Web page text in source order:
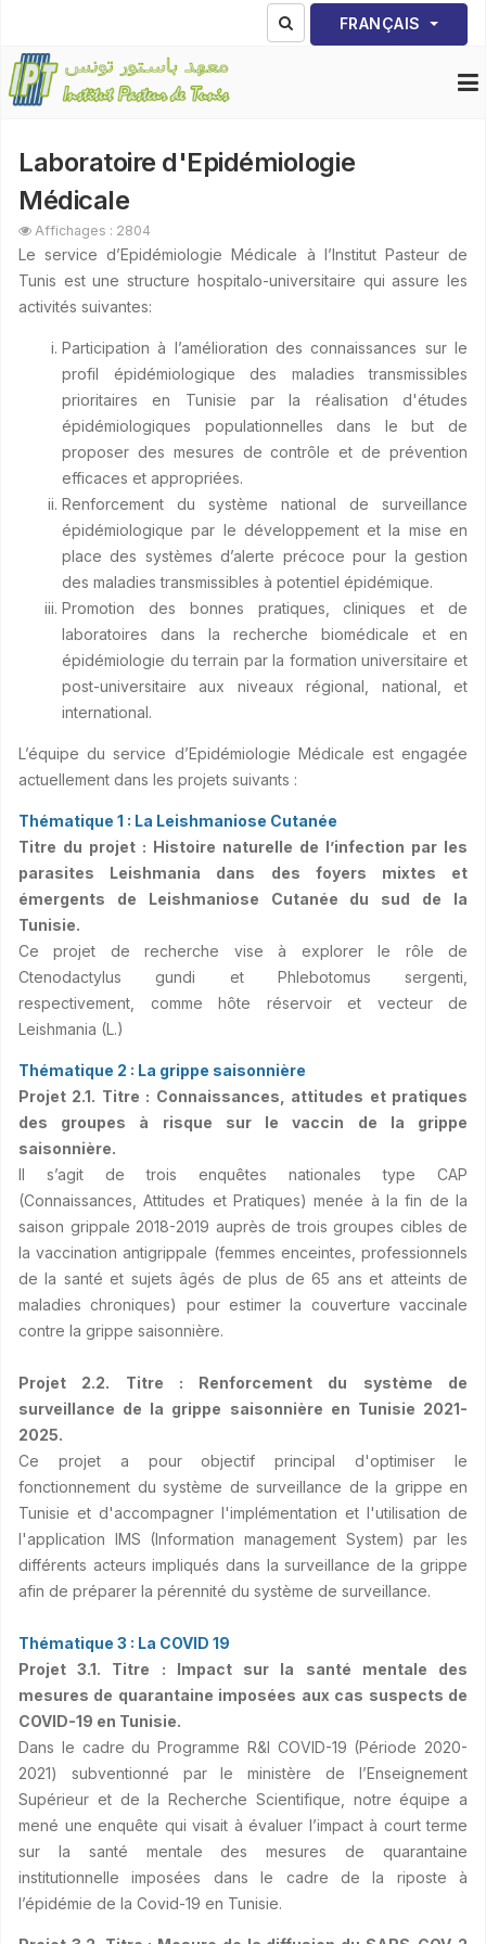
Sélectionnez votre
FRANÇAIS
Laboratoire d'Epidémiologie
Médicale
Affichages : 2804
Le service d’Epidémiologie Médicale à l’Institut Pasteur de
Tunis est une structure hospitalo-universitaire qui assure les
activités suivantes:
Participation à l’amélioration des connaissances sur le
profil épidémiologique des maladies transmissibles
prioritaires en Tunisie par la réalisation d'études
épidémiologiques populationnelles dans le but de
proposer des mesures de contrôle et de prévention
efficaces et appropriées.
Renforcement du système national de surveillance
épidémiologique par le développement et la mise en
place des systèmes d’alerte précoce pour la gestion
des maladies transmissibles à potentiel épidémique.
Promotion des bonnes pratiques, cliniques et de
laboratoires dans la recherche biomédicale et en
épidémiologie du terrain par la formation universitaire et
post-universitaire aux niveaux régional, national, et
international.
L’équipe du service d’Epidémiologie Médicale est engagée
actuellement dans les projets suivants :
Thématique 1 : La Leishmaniose Cutanée
Titre du projet : Histoire naturelle de l’infection par les
parasites Leishmania dans des foyers mixtes et
émergents de Leishmaniose Cutanée du sud de la
Tunisie.
Ce projet de recherche vise à explorer le rôle de
Ctenodactylus gundi et Phlebotomus sergenti,
respectivement, comme hôte réservoir et vecteur de
Leishmania (L.)
Thématique 2 : La grippe saisonnière
Projet 2.1. Titre : Connaissances, attitudes et pratiques
des groupes à risque sur le vaccin de la grippe
saisonnière.
Il s’agit de trois enquêtes nationales type CAP
(Connaissances, Attitudes et Pratiques) menée à la fin de la
saison grippale 2018-2019 auprès de trois groupes cibles de
la vaccination antigrippale (femmes enceintes, professionnels
de la santé et sujets âgés de plus de 65 ans et atteints de
maladies chroniques) pour estimer la couverture vaccinale
contre la grippe saisonnière.
Projet 2.2. Titre : Renforcement du système de
surveillance de la grippe saisonnière en Tunisie 2021-
2025.
Ce projet a pour objectif principal d'optimiser le
fonctionnement du système de surveillance de la grippe en
Tunisie et d'accompagner l'implémentation et l'utilisation de
l'application IMS (Information management System) par les
différents acteurs impliqués dans la surveillance de la grippe
afin de préparer la pérennité du système de surveillance.
Thématique 3 : La COVID 19
Projet 3.1. Titre : Impact sur la santé mentale des
mesures de quarantaine imposées aux cas suspects de
COVID-19 en Tunisie.
Dans le cadre du Programme R&I COVID-19 (Période 2020-
2021) subventionné par le ministère de l’Enseignement
Supérieur et de la Recherche Scientifique, notre équipe a
mené une enquête qui visait à évaluer l’impact à court terme
sur la santé mentale des mesures de quarantaine
institutionnelle imposées dans le cadre de la riposte à
l’épidémie de la Covid-19 en Tunisie.